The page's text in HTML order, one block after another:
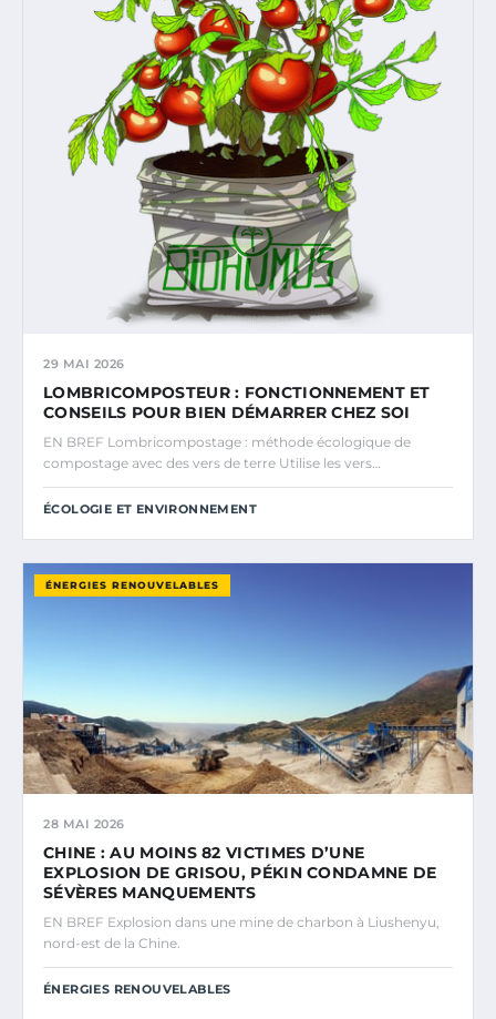
29 MAI 2026
LOMBRICOMPOSTEUR : FONCTIONNEMENT ET
CONSEILS POUR BIEN DÉMARRER CHEZ SOI
EN BREF Lombricompostage : méthode écologique de
compostage avec des vers de terre Utilise les vers…
ÉCOLOGIE ET ENVIRONNEMENT
ÉNERGIES RENOUVELABLES
28 MAI 2026
CHINE : AU MOINS 82 VICTIMES D’UNE
EXPLOSION DE GRISOU, PÉKIN CONDAMNE DE
SÉVÈRES MANQUEMENTS
EN BREF Explosion dans une mine de charbon à Liushenyu,
nord-est de la Chine.
ÉNERGIES RENOUVELABLES